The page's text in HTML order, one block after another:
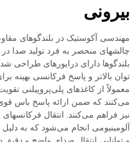
بیرونی
مهندسی آکوستیک در بلندگوهای
چالشهای منحصر به فرد تولید صدا
بلندگوها دارای درایورهای طراحی
توان بالاتر و پاسخ فرکانسی بهینه
معمولاً از کاغذهای پلی‌پروپیلنی
می‌کنند که ضمن ارائه پاسخ باس
نیز فراهم می‌کنند. انتقال فرکانسهای
آلومینیومی انجام می‌شود که به